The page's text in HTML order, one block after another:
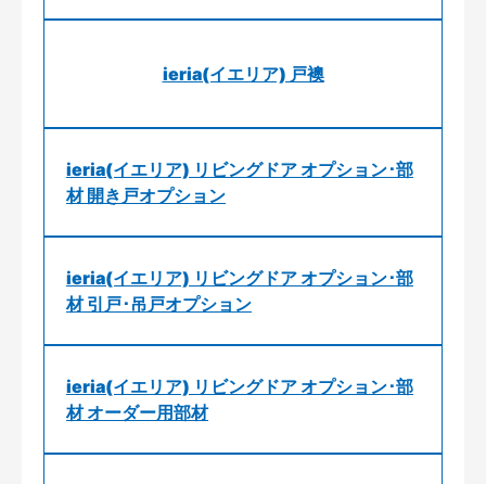
ieria(イエリア) 戸襖
ieria(イエリア) リビングドア オプション･部
材 開き戸オプション
ieria(イエリア) リビングドア オプション･部
材 引戸･吊戸オプション
ieria(イエリア) リビングドア オプション･部
材 オーダー用部材